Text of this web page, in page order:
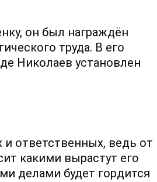
он был награждён
труда. В его
Николаев установлен
ответственных, ведь от
какими вырастут его
делами будет гордится